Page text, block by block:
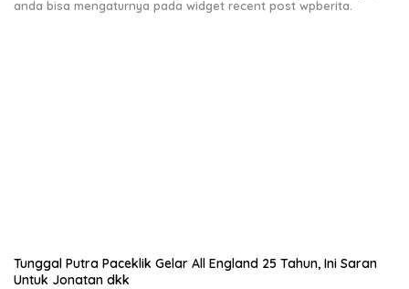
anda bisa mengaturnya pada widget recent post wpberita.
Tunggal Putra Paceklik Gelar All England 25 Tahun, Ini Saran
Untuk Jonatan dkk